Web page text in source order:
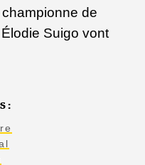
de
Suigo vont
: